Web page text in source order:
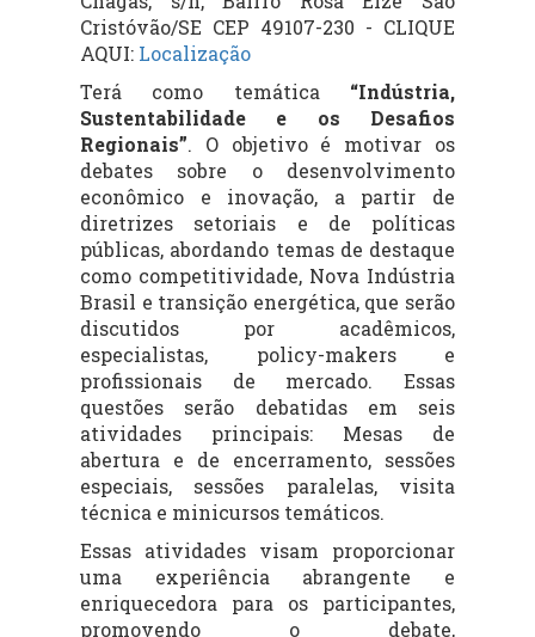
Cristóvão/SE CEP 49107-230 - CLIQUE
AQUI: Localização
Terá como temática “Indústria,
Sustentabilidade e os Desafios
Regionais”. O objetivo é motivar os
debates sobre o desenvolvimento
econômico e inovação, a partir de
diretrizes setoriais e de políticas
públicas, abordando temas de destaque
como competitividade, Nova Indústria
Brasil e transição energética, que serão
discutidos por acadêmicos,
especialistas, policy-makerse
profissionais de mercado. Essas
questões serão debatidas em seis
atividades principais: Mesas de
abertura e de encerramento, sessões
especiais, sessões paralelas, visita
técnica e minicursos temáticos.
Essas atividades visam proporcionar
uma experiência abrangente e
enriquecedora para os participantes,
promovendo o debate,